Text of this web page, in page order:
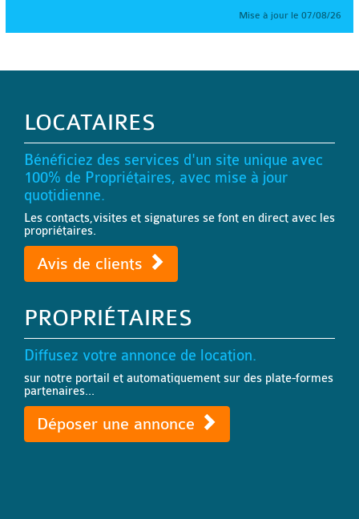
Mise à jour le 07/08/26
LOCATAIRES
Bénéficiez des services d'un site unique avec
100% de Propriétaires, avec mise à jour
quotidienne.
Les contacts,visites et signatures se font en direct avec les
propriétaires.
Avis de clients
PROPRIÉTAIRES
Diffusez votre annonce de location.
sur notre portail et automatiquement sur des plate-formes
partenaires...
Déposer une annonce